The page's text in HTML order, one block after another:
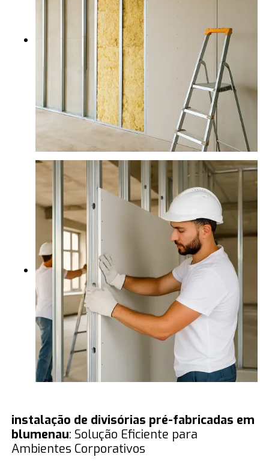
instalação de divisórias pré-fabricadas em
blumenau: Solução Eficiente para
Ambientes Corporativos